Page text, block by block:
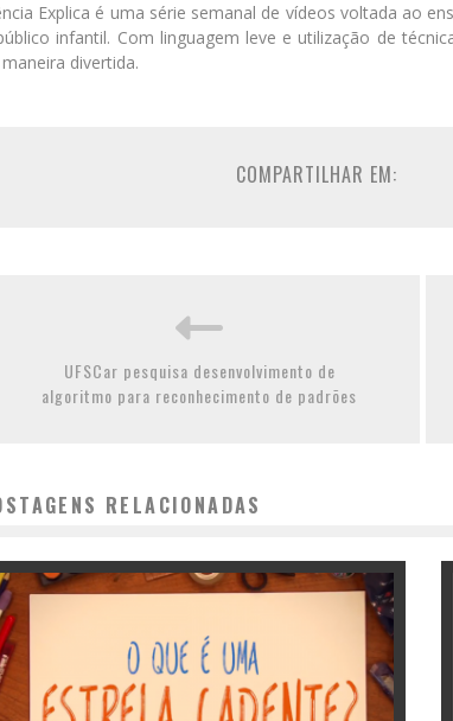
Explica é uma série semanal de vídeos voltada ao
infantil. Com linguagem leve e utilização de
divertida.
COMPARTILHAR EM:
UFSCar pesquisa desenvolvimento de
algoritmo para reconhecimento de padrões
RELACIONADAS